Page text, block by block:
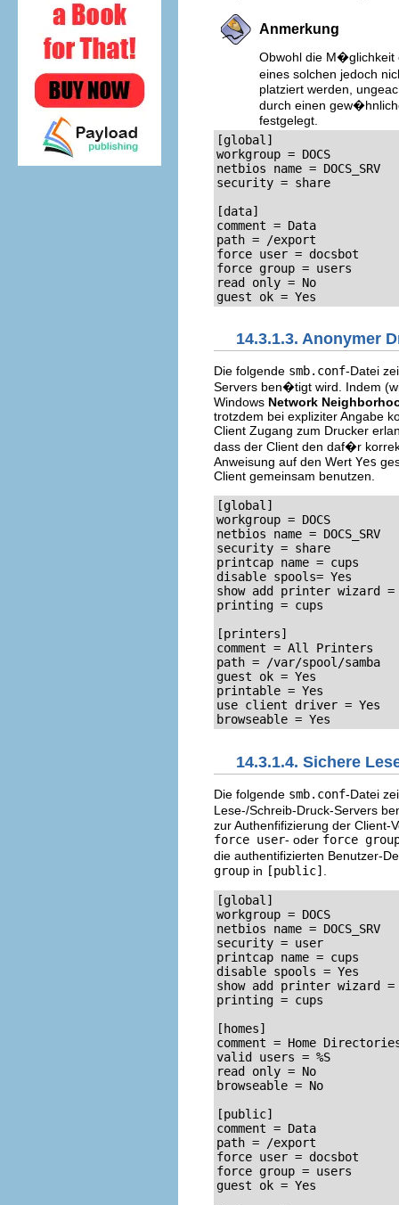
Anmerkung
Obwohl die M�glichkeit
eines solchen jedoch
platziert werden,
durch einen
festgelegt.
[global]
workgroup = DOCS
netbios name = DOCS_SRV
security = share
[data]
comment = Data
path = /export
force user = docsbot
force group = users
read only = No
guest ok = Yes
14.3.1.3. Anonymer
Die folgende smb.conf-Datei
Servers ben�tigt wird. Indem
Windows Network
trotzdem bei expliziter Angabe
Client Zugang zum Drucker
dass der Client den daf�r
Anweisung auf den Wert Yes
Client gemeinsam benutzen.
[global]
workgroup = DOCS
netbios name = DOCS_SRV
security = share
printcap name = cups
disable spools= Yes
show add printer wizard =
printing = cups
[printers]
comment = All Printers
path = /var/spool/samba
guest ok = Yes
printable = Yes
use client driver = Yes
browseable = Yes
14.3.1.4. Sichere
Die folgende smb.conf-Datei
Lese-/Schreib-Druck-Servers
zur Authenfifizierung der Client-
force user- oder force
die authentifizierten Benutzer-
group in [public]
[global]
workgroup = DOCS
netbios name = DOCS_SRV
security = user
printcap name = cups
disable spools = Yes
show add printer wizard =
printing = cups
[homes]
comment = Home
valid users = %S
read only = No
browseable = No
[public]
comment = Data
path = /export
force user = docsbot
force group = users
guest ok = Yes